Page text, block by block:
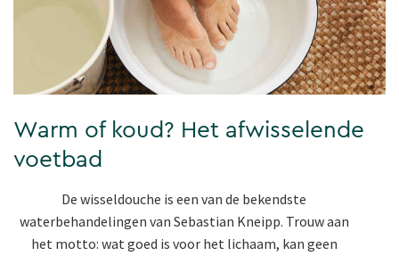
Warm of koud? Het afwisselende
voetbad
De wisseldouche is een van de bekendste
waterbehandelingen van Sebastian Kneipp. Trouw aan
het motto: wat goed is voor het lichaam, kan geen